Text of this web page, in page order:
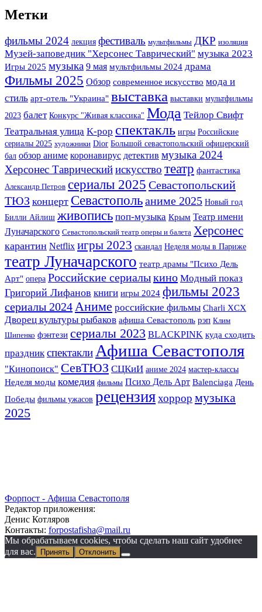
Метки
фильмы 2024 лекция фестиваль мультфильмы ДКР изоляция
Музей-заповедник "Херсонес Таврический" музыка 2023
Игры 2025 музыка 9 мая мультфильмы 2024 драма
Фильмы 2025 Обзор современное искусство мода и
стиль арт-отель "Украина" выставка выставки мультфильмы
2023 балет Конкурс "Живая классика" Мода Тейлор Свифт
Театральная улица K-pop спектакль игры Российские
сериалы 2025 художники Dior Большой севастопольский офицерский
бал обзор аниме коронавирус детектив музыка 2024
Херсонес Таврическийискусство театр фантастика
Александр Петров сериалы 2025 Севастопольский
ТЮЗ концерт Севастопольаниме 2025 Новый год
Билли Айлиш живопись поп-музыка Крым Театр имени
Луначарского Севастопольский театр оперы и балета Херсонес
карантин Netflix игры 2023 скандал Неделя моды в Париже
театр Луначарского театр драмы "Психо Дель
Арт" опера Российские сериалыкино Модный показ
Григорий Лифанов книги игры 2024 фильмы 2023
сериалы 2024Аниме российские фильмы Charli XCX
Дворец культуры рыбаков афиша Севастополь рэп Клим
Шипенко фэнтези сериалы 2023 BLACKPINK куда сходить
праздник спектакли Афиша Севастополя
"Кинопоиск" СевТЮЗ СЦКиИ аниме 2024 мастер-классы
Неделя моды комедия фильмы Психо Дель Арт Balenciaga День
Победы фильмы ужасов рецензияхоррор музыка
2025
Форпост - Афиша Севастополя
Редактор приложения:
Денис Котляров
Контакты: forpostafisha@mail.ru
Мы обрабатываем cookies, чтобы сделать наш сайт удобнее
для вас.
Принять Отклонить